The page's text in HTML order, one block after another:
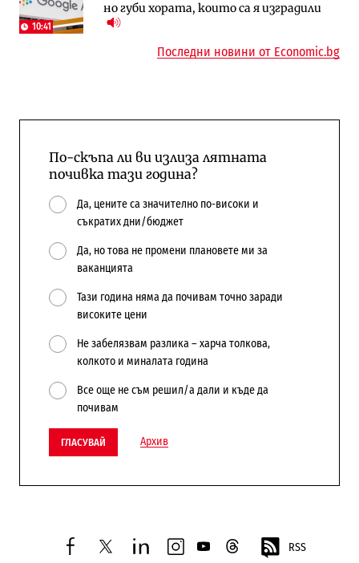
10:41
но губи хората, които са я изградили
в лева: Какво предстои?
компании и системните интегратори
Последни новини от Economic.bg
По-скъпа ли ви излиза лятната
почивка тази година?
Да, цените са значително по-високи и
съкратих дни/бюджет
Да, но това не промени плановете ми за
ваканцията
Тази година няма да почивам точно заради
високите цени
Не забелязвам разлика – харча толкова,
колкото и миналата година
Все още не съм решил/а дали и къде да
почивам
ГЛАСУВАЙ Архив
facebooktwitterlinkedininstagram
youtubethreads RSS